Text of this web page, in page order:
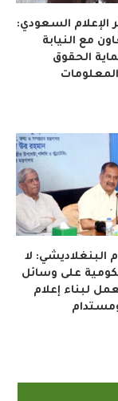
الإعلام السعودي:
مع النيابة
الحقوق
البنغلاديشي: لا
على وسائل
لبناء إعلام